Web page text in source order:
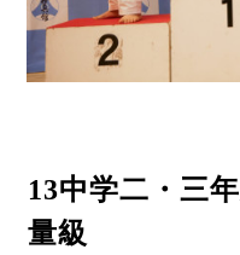
13中学二・三
量級